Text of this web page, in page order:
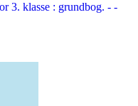
3. klasse : grundbog. - -